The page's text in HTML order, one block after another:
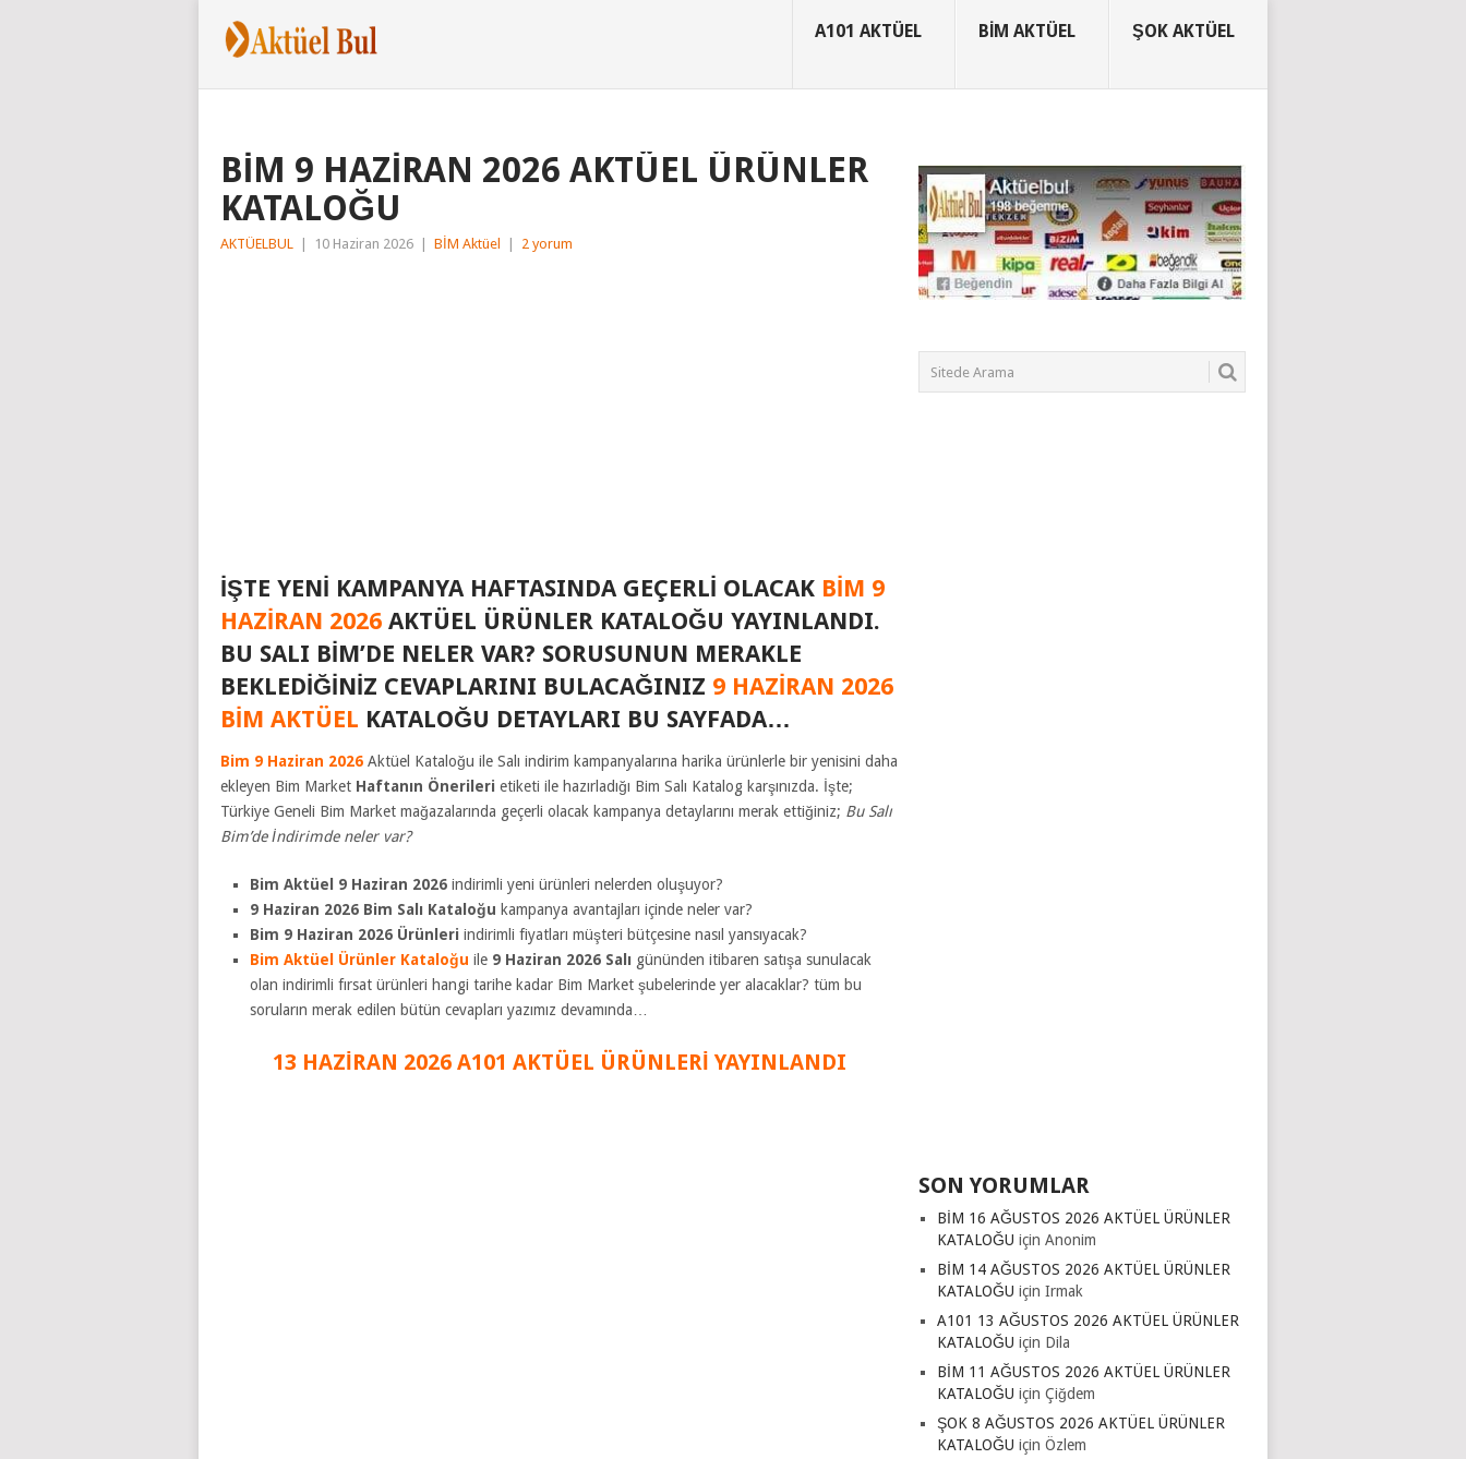
A101 AKTÜEL BIM AKTÜEL ŞOK AKTÜEL
BİM 9 HAZİRAN 2026 AKTÜEL ÜRÜNLER
KATALOĞU
AKTÜELBUL 10 Haziran 2026 BİM Aktüel 2 yorum
İŞTE YENI KAMPANYA HAFTASINDA GEÇERLI OLACAK BIM 9
HAZIRAN 2026 AKTÜEL ÜRÜNLER KATALOĞU YAYINLANDI.
BU SALI BIM’DE NELER VAR? SORUSUNUN MERAKLE
BEKLEDIĞINIZ CEVAPLARINI BULACAĞINIZ 9 HAZIRAN 2026
BIM AKTÜEL KATALOĞU DETAYLARI BU SAYFADA…
Bim 9 Haziran 2026 Aktüel Kataloğu ile Salı indirim kampanyalarına harika ürünlerle bir yenisini daha
ekleyen Bim Market Haftanın Önerileri etiketi ile hazırladığı Bim Salı Katalog karşınızda. İşte;
Türkiye Geneli Bim Market mağazalarında geçerli olacak kampanya detaylarını merak ettiğiniz; Bu Salı
Bim’de İndirimde neler var?
Bim Aktüel 9 Haziran 2026indirimli yeni ürünleri nelerden oluşuyor?
9 Haziran 2026 Bim Salı Kataloğu kampanya avantajları içinde neler var?
Bim 9 Haziran 2026 Ürünleri indirimli fiyatları müşteri bütçesine nasıl yansıyacak?
Bim Aktüel Ürünler Kataloğu ile 9 Haziran 2026Salı gününden itibaren satışa sunulacak
olan indirimli fırsat ürünleri hangi tarihe kadar Bim Market şubelerinde yer alacaklar? tüm bu
soruların merak edilen bütün cevapları yazımız devamında…
13 HAZİRAN 2026 A101 AKTÜEL ÜRÜNLERİ YAYINLANDI
SON YORUMLAR
BİM 16 AĞUSTOS 2026 AKTÜEL ÜRÜNLER
KATALOĞU için Anonim
BİM 14 AĞUSTOS 2026 AKTÜEL ÜRÜNLER
KATALOĞU için Irmak
A101 13 AĞUSTOS 2026 AKTÜEL ÜRÜNLER
KATALOĞU için Dila
BİM 11 AĞUSTOS 2026 AKTÜEL ÜRÜNLER
KATALOĞU için Çiğdem
ŞOK 8 AĞUSTOS 2026 AKTÜEL ÜRÜNLER
KATALOĞU için Özlem